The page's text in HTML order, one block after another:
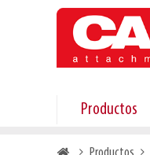
Productos